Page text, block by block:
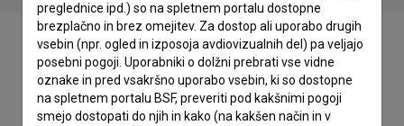
Filmografija (3)
preglednice ipd.) so na spletnem portalu dostopne
brezplačno in brez omejitev. Za dostop ali uporabo drugih
vsebin (npr. ogled in izposoja avdiovizualnih del) pa veljajo
posebni pogoji. Uporabniki o dolžni prebrati vse vidne
oznake in pred vsakršno uporabo vsebin, ki so dostopne
na spletnem portalu BSF, preveriti pod kakšnimi pogoji
smejo dostopati do njih in kako (na kakšen način in v